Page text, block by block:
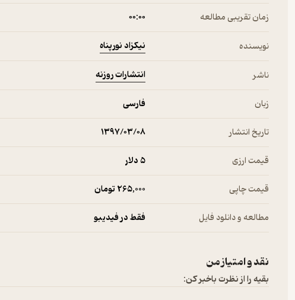
زمان تقریبی مطالعه ۰۰:۰۰
نویسنده نیکزاد نورپناه
ناشر انتشارات روزنه
زبان فارسی
تاریخ انتشار ۱۳۹۷/۰۳/۰۸
قیمت ارزی 5 دلار
قیمت چاپی 265,000 تومان
مطالعه و دانلود فایل فقط در فیدیبو
نقد و امتیاز من
بقیه را از نظرت باخبر کن: